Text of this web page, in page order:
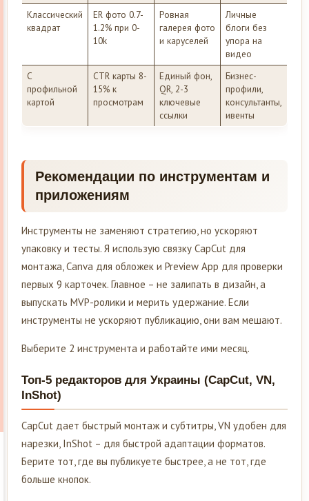
Классический
квадрат
ER фото 0.7-
1.2% при 0-
10k
Ровная
галерея фото
и каруселей
Личные
блоги без
упора на
видео
С
профильной
картой
CTR карты 8-
15% к
просмотрам
Единый фон,
QR, 2-3
ключевые
ссылки
Бизнес-
профили,
консультанты,
ивенты
Рекомендации по инструментам и
приложениям
Инструменты не заменяют стратегию, но ускоряют
упаковку и тесты. Я использую связку CapCut для
монтажа, Canva для обложек и Preview App для проверки
первых 9 карточек. Главное – не залипать в дизайн, а
выпускать MVP-ролики и мерить удержание. Если
инструменты не ускоряют публикацию, они вам мешают.
Выберите 2 инструмента и работайте ими месяц.
Топ-5 редакторов для Украины (CapCut, VN,
InShot)
CapCut дает быстрый монтаж и субтитры, VN удобен для
нарезки, InShot – для быстрой адаптации форматов.
Берите тот, где вы публикуете быстрее, а не тот, где
больше кнопок.